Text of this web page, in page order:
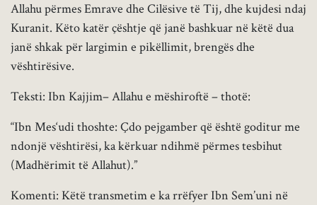
Allahu përmes Emrave dhe Cilësive të Tij, dhe kujdesi ndaj
Kuranit. Këto katër çështje që janë bashkuar në këtë dua
janë shkak për largimin e pikëllimit, brengës dhe
vështirësive.
Teksti: Ibn Kajjim– Allahu e mëshiroftë – thotë:
“Ibn Mes‘udi thoshte: Çdo pejgamber që është goditur me
ndonjë vështirësi, ka kërkuar ndihmë përmes tesbihut
(Madhërimit të Allahut).”
Komenti: Këtë transmetim e ka rrëfyer Ibn Sem’uni në